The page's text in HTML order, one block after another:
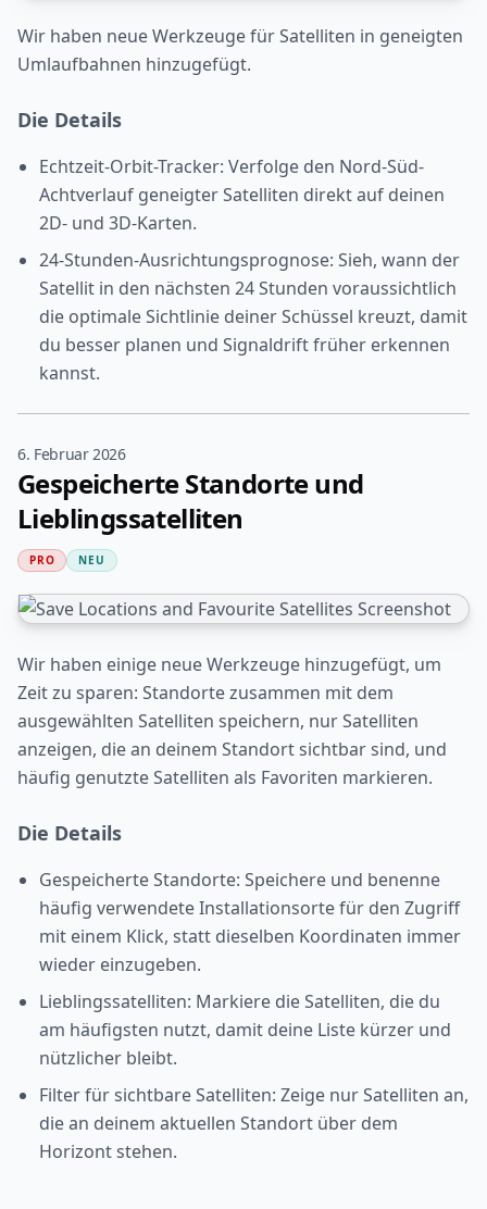
Wir haben neue Werkzeuge für Satelliten in geneigten
Umlaufbahnen hinzugefügt.
Die Details
Echtzeit-Orbit-Tracker: Verfolge den Nord-Süd-
Achtverlauf geneigter Satelliten direkt auf deinen
2D- und 3D-Karten.
24-Stunden-Ausrichtungsprognose: Sieh, wann der
Satellit in den nächsten 24 Stunden voraussichtlich
die optimale Sichtlinie deiner Schüssel kreuzt, damit
du besser planen und Signaldrift früher erkennen
kannst.
6. Februar 2026
Gespeicherte Standorte und
Lieblingssatelliten
PRO NEU
Wir haben einige neue Werkzeuge hinzugefügt, um
Zeit zu sparen: Standorte zusammen mit dem
ausgewählten Satelliten speichern, nur Satelliten
anzeigen, die an deinem Standort sichtbar sind, und
häufig genutzte Satelliten als Favoriten markieren.
Die Details
Gespeicherte Standorte: Speichere und benenne
häufig verwendete Installationsorte für den Zugriff
mit einem Klick, statt dieselben Koordinaten immer
wieder einzugeben.
Lieblingssatelliten: Markiere die Satelliten, die du
am häufigsten nutzt, damit deine Liste kürzer und
nützlicher bleibt.
Filter für sichtbare Satelliten: Zeige nur Satelliten an,
die an deinem aktuellen Standort über dem
Horizont stehen.